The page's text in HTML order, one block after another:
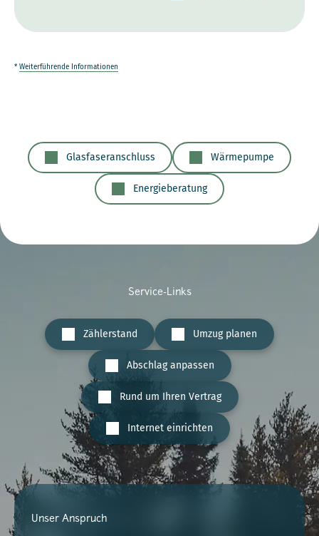
* Weiterführende Informationen
Glasfaseranschluss Wärmepumpe
Energieberatung
Service-Links
Zählerstand Umzug planen
Abschlag anpassen
Rund um Ihren Vertrag
Internet einrichten
Unser Anspruch